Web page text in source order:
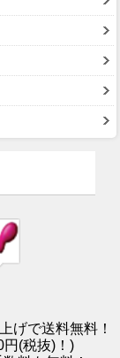
げで送料無料！
円(税抜)！)